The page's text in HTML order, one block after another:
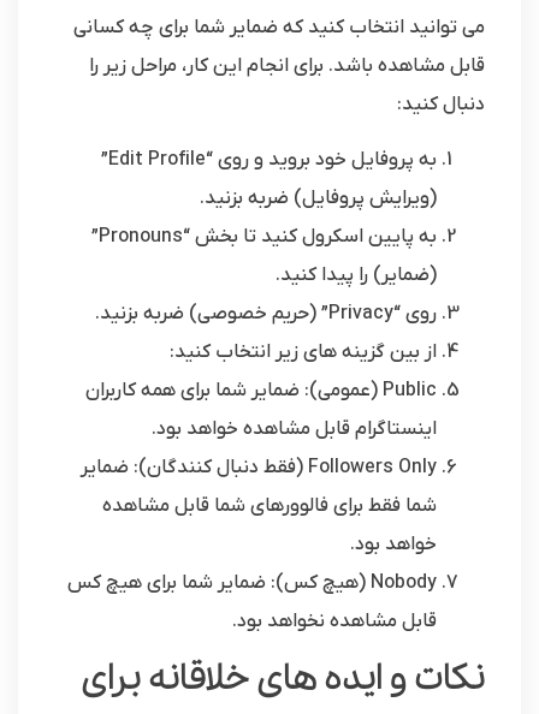
می توانید انتخاب کنید که ضمایر شما برای چه کسانی
قابل مشاهده باشد. برای انجام این کار، مراحل زیر را
دنبال کنید:
به پروفایل خود بروید و روی “Edit Profile”
(ویرایش پروفایل) ضربه بزنید.
به پایین اسکرول کنید تا بخش “Pronouns”
(ضمایر) را پیدا کنید.
روی “Privacy” (حریم خصوصی) ضربه بزنید.
از بین گزینه های زیر انتخاب کنید:
Public (عمومی): ضمایر شما برای همه کاربران
اینستاگرام قابل مشاهده خواهد بود.
Followers Only (فقط دنبال کنندگان): ضمایر
شما فقط برای فالوورهای شما قابل مشاهده
خواهد بود.
Nobody (هیچ کس): ضمایر شما برای هیچ کس
قابل مشاهده نخواهد بود.
نکات و ایده های خلاقانه برای